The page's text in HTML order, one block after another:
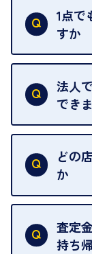
ただし
ただく
1点で
すか
はい。
法人
でき
はい。
い。
ご指定
どの
か
はい。
ただし
によっ
査定
持ち